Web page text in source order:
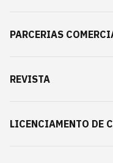
PARCERIAS
REVISTA
LICENCIAMENTO DE